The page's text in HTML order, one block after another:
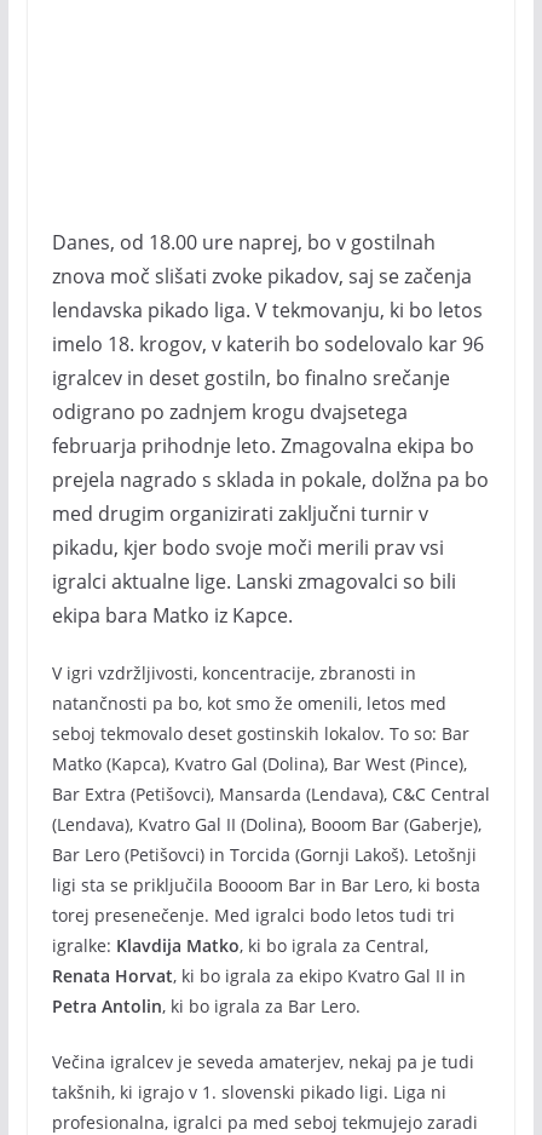
Danes, od 18.00 ure naprej, bo v gostilnah
znova moč slišati zvoke pikadov, saj se začenja
lendavska pikado liga. V tekmovanju, ki bo letos
imelo 18. krogov, v katerih bo sodelovalo kar 96
igralcev in deset gostiln, bo finalno srečanje
odigrano po zadnjem krogu dvajsetega
februarja prihodnje leto. Zmagovalna ekipa bo
prejela nagrado s sklada in pokale, dolžna pa bo
med drugim organizirati zaključni turnir v
pikadu, kjer bodo svoje moči merili prav vsi
igralci aktualne lige. Lanski zmagovalci so bili
ekipa bara Matko iz Kapce.
V igri vzdržljivosti, koncentracije, zbranosti in
natančnosti pa bo, kot smo že omenili, letos med
seboj tekmovalo deset gostinskih lokalov. To so: Bar
Matko (Kapca), Kvatro Gal (Dolina), Bar West (Pince),
Bar Extra (Petišovci), Mansarda (Lendava), C&C Central
(Lendava), Kvatro Gal II (Dolina), Booom Bar (Gaberje),
Bar Lero (Petišovci) in Torcida (Gornji Lakoš). Letošnji
ligi sta se priključila Boooom Bar in Bar Lero, ki bosta
torej presenečenje. Med igralci bodo letos tudi tri
igralke: Klavdija Matko, ki bo igrala za Central,
Renata Horvat, ki bo igrala za ekipo Kvatro Gal II in
Petra Antolin, ki bo igrala za Bar Lero.
Večina igralcev je seveda amaterjev, nekaj pa je tudi
takšnih, ki igrajo v 1. slovenski pikado ligi. Liga ni
profesionalna, igralci pa med seboj tekmujejo zaradi